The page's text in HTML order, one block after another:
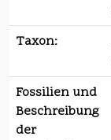
Taxon:
Fossilien und
Beschreibung
der